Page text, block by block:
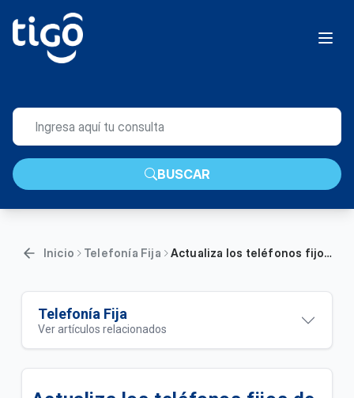
BUSCAR
Inicio Telefonía Fija Actualiza los teléfonos fijos de tu celular con la nueva forma de marcar | Hogar
Telefonía Fija
Ver artículos relacionados
¿Cómo consultar los consumos de teléfono fijo